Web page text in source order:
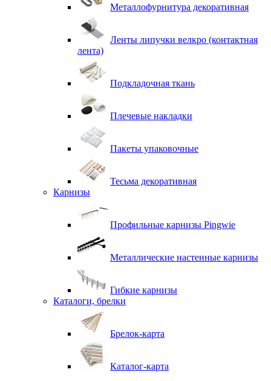
Металлофурнитура декоративная
Ленты липучки велкро (контактная
лента)
Подкладочная ткань
Плечевые накладки
Пакеты упаковочные
Тесьма декоративная
Карнизы
Профильные карнизы Pingwie
Металлические настенные карнизы
Гибкие карнизы
Каталоги, брелки
Брелок-карта
Каталог-карта